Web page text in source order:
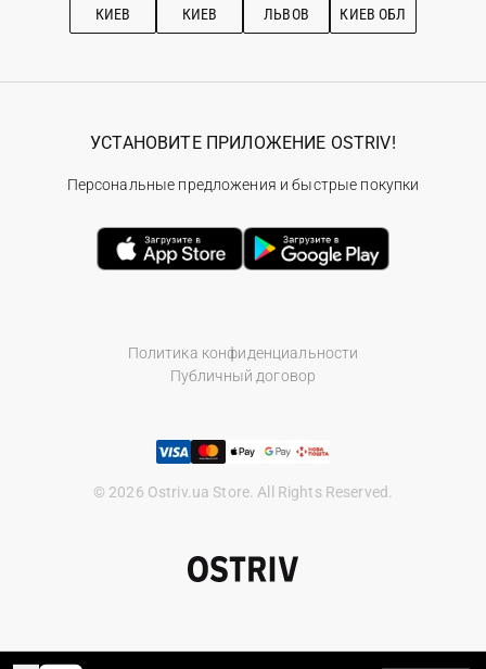
КИЕВ КИЕВ ЛЬВОВ КИЕВ ОБЛ
Политика конфиденциальности
Публичный договор
© 2026 Ostriv.ua Store. All Rights Reserved.
УСТАНОВИТЕ ПРИЛОЖЕНИЕ OSTRIV!
Персональные предложения и быстрые покупки